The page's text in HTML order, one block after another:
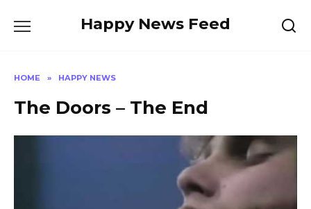
Happy News Feed
HOME » HAPPY NEWS
The Doors – The End